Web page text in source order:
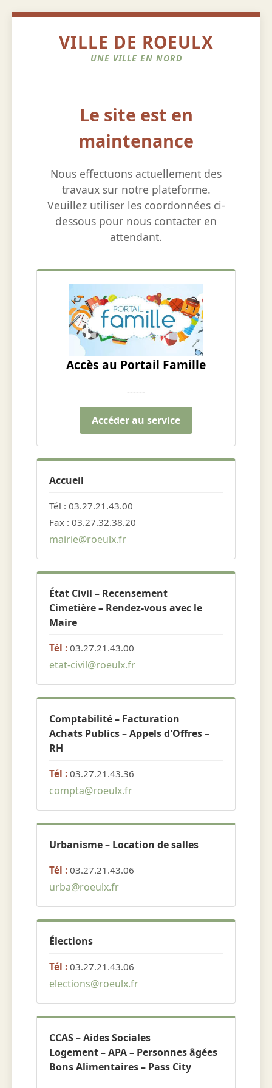
VILLE DE ROEULX
UNE VILLE EN NORD
Le site est en
maintenance
Nous effectuons actuellement des
travaux sur notre plateforme.
Veuillez utiliser les coordonnées ci-
dessous pour nous contacter en
attendant.
Accès au Portail Famille
------
Accéder au service
Accueil
Tél : 03.27.21.43.00
Fax : 03.27.32.38.20
mairie@roeulx.fr
État Civil – Recensement
Cimetière – Rendez-vous avec le
Maire
Tél : 03.27.21.43.00
etat-civil@roeulx.fr
Comptabilité – Facturation
Achats Publics – Appels d'Offres –
RH
Tél : 03.27.21.43.36
compta@roeulx.fr
Urbanisme – Location de salles
Tél : 03.27.21.43.06
urba@roeulx.fr
Élections
Tél : 03.27.21.43.06
elections@roeulx.fr
CCAS – Aides Sociales
Logement – APA – Personnes âgées
Bons Alimentaires – Pass City